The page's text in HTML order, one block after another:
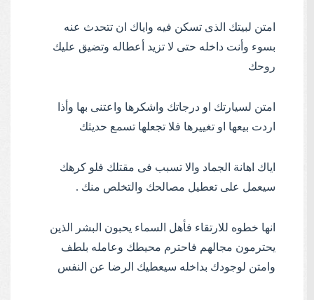
امتن لبيتك الذى تسكن فيه واياك ان تتحدث عنه
بسوء وأنت داخله حتى لا تزيد أعطاله وتضيق عليك
روحك
امتن لسيارتك او درجاتك واشكرها واعتنى بها وأذا
اردت بيعها او تغييرها فلا تجعلها تسمع حديثك
اياك اهانة الجماد والا تسبب فى مقتلك فلو كرهك
سيعمل على تعطيل مصالحك والتخلص منك .
انها خطوه للارتقاء فأهل السماء يحبون البشر الذين
يحترمون مجالهم فاحترم محيطك وعامله بلطف
وامتن لوجودك بداخله سيعطيك الرضا عن النفس